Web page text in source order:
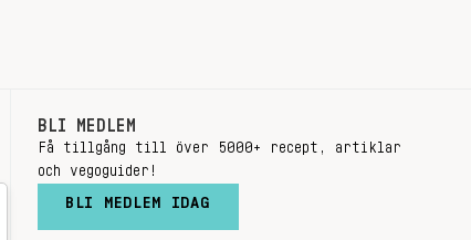
BLI MEDLEM
Få tillgång till över 5000+ recept, artiklar
och vegoguider!
BLI MEDLEM IDAG